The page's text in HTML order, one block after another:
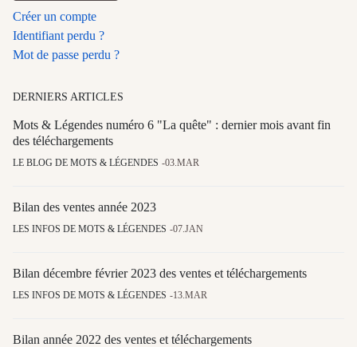
Créer un compte
Identifiant perdu ?
Mot de passe perdu ?
DERNIERS ARTICLES
Mots & Légendes numéro 6 "La quête" : dernier mois avant fin
des téléchargements
LE BLOG DE MOTS & LÉGENDES 03.MAR
Bilan des ventes année 2023
LES INFOS DE MOTS & LÉGENDES 07.JAN
Bilan décembre février 2023 des ventes et téléchargements
LES INFOS DE MOTS & LÉGENDES 13.MAR
Bilan année 2022 des ventes et téléchargements